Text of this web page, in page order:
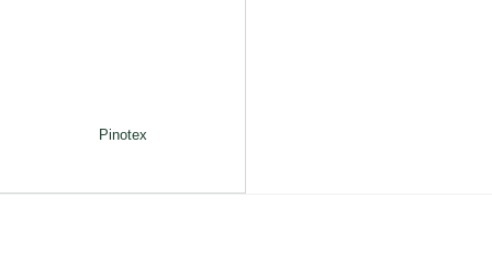
Pinotex